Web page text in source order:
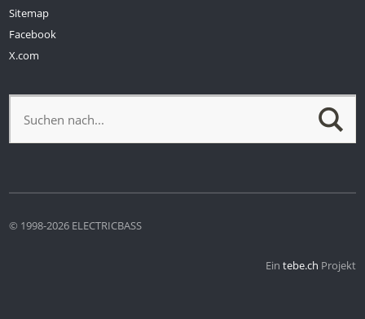
Sitemap
Facebook
X.com
© 1998-2026 ELECTRICBASS
Ein tebe.ch Projekt